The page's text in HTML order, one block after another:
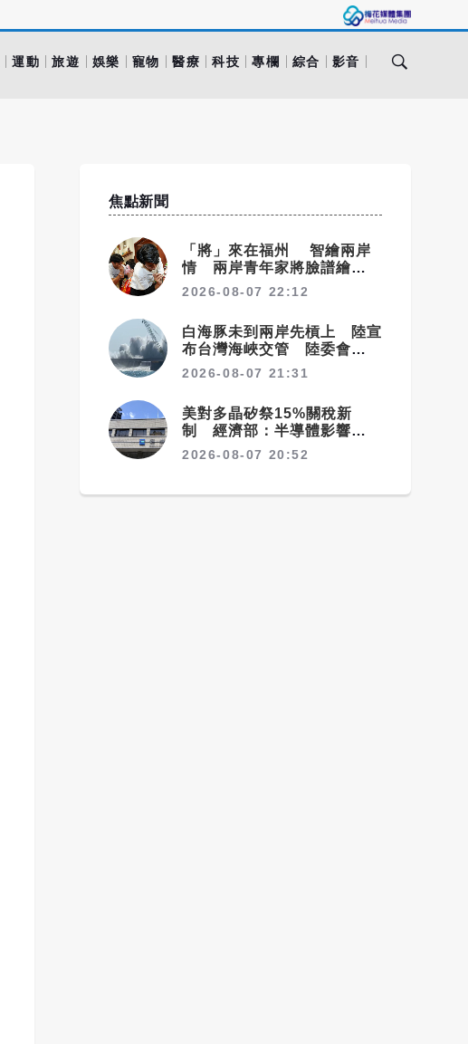
運動 旅遊 娛樂 寵物 醫療 科技 專欄 綜合 影音
焦點新聞
「將」來在福州 智繪兩岸
情 兩岸青年家將臉譜繪畫大
賽在福州開幕
2026-08-07 22:12
白海豚未到兩岸先槓上 陸宣
布台灣海峽交管 陸委會：不
勞費心
2026-08-07 21:31
美對多晶矽祭15%關稅新
制 經濟部：半導體影響可
控、太陽能產業衝擊有限
2026-08-07 20:52